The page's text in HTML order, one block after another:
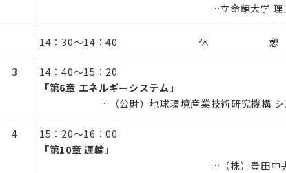
…立命館大学
14：30～14：40 休 憩
3
14：40～15：20
「第6章 エネルギーシステム」
…（公財）地球環境産業技術研究機構
4
15：20～16：00
「第10章 運輸」
…（株）豊田中